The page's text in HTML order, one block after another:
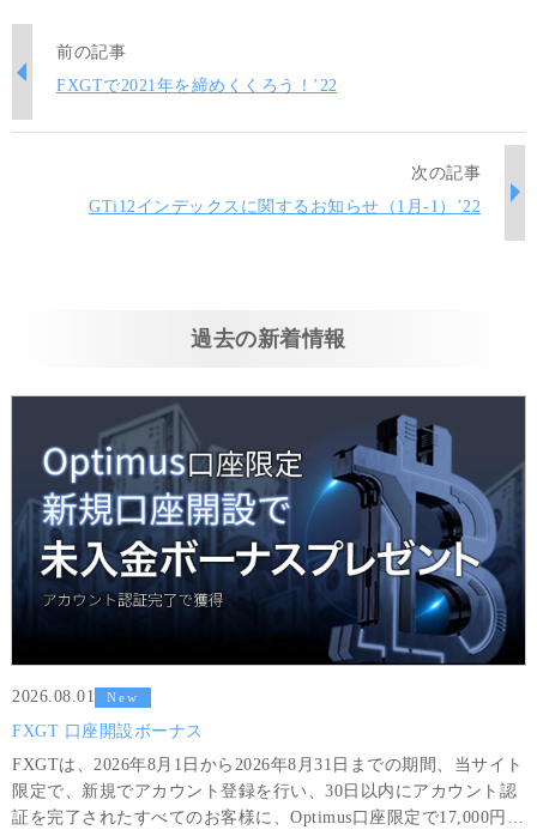
前の記事
FXGTで2021年を締めくくろう！’22
次の記事
GTi12インデックスに関するお知らせ（1月-1）’22
過去の新着情報
2026.08.01 New
FXGT 口座開設ボーナス
FXGTは、2026年8月1日から2026年8月31日までの期間、当サイト
限定で、新規でアカウント登録を行い、30日以内にアカウント認
証を完了されたすべてのお客様に、Optimus口座限定で17,000円分